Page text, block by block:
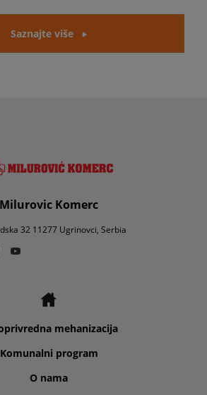
Saznajte više
Milurovic Komerc
32 11277 Ugrinovci, Serbia
mehanizacija
Komunalni program
O nama